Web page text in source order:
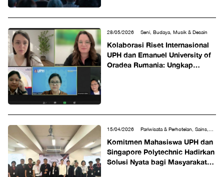
28/05/2026 Seni, Budaya, Musik & Desain
Kolaborasi Riset Internasional
UPH dan Emanuel University of
Oradea Rumania: Ungkap
15/04/2026
Musik & Desain, Social & Humaniora
Komitmen Mahasiswa UPH dan
Singapore Polytechnic Hadirkan
Solusi Nyata bagi Masyarakat